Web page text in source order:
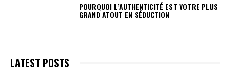
POURQUOI L’AUTHENTICITÉ EST VOTRE PLUS
GRAND ATOUT EN SÉDUCTION
LATEST POSTS